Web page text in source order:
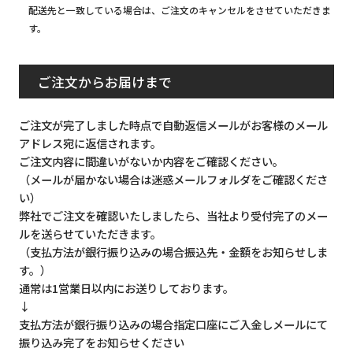
配送先と一致している場合は、ご注文のキャンセルをさせていただきま
す。
ご注文からお届けまで
ご注文が完了しました時点で自動返信メールがお客様のメール
アドレス宛に返信されます。
ご注文内容に間違いがないか内容をご確認ください。
（メールが届かない場合は迷惑メールフォルダをご確認くださ
い）
弊社でご注文を確認いたしましたら、当社より受付完了のメー
ルを送らせていただきます。
（支払方法が銀行振り込みの場合振込先・金額をお知らせしま
す。）
通常は1営業日以内にお送りしております。
↓
支払方法が銀行振り込みの場合指定口座にご入金しメールにて
振り込み完了をお知らせください